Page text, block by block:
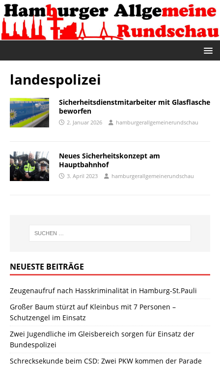
landespolizei
Sicherheitsdienstmitarbeiter mit Glasflasche
beworfen
2. Januar 2026 hamburgerallgemeinerundschau
Neues Sicherheitskonzept am
Hauptbahnhof
3. April 2023 hamburgerallgemeinerundschau
NEUESTE BEITRÄGE
Zeugenaufruf nach Hasskriminalität in Hamburg-St.Pauli
Großer Baum stürzt auf Kleinbus mit 7 Personen –
Schutzengel im Einsatz
Zwei Jugendliche im Gleisbereich sorgen für Einsatz der
Bundespolizei
Schrecksekunde beim CSD: Zwei PKW kommen der Parade